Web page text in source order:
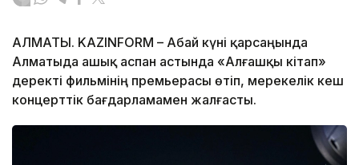
АЛМАТЫ. KAZINFORM – Абай күні қарсаңында
Алматыда ашық аспан астында «Алғашқы кітап»
деректі фильмінің премьерасы өтіп, мерекелік кеш
концерттік бағдарламамен жалғасты.